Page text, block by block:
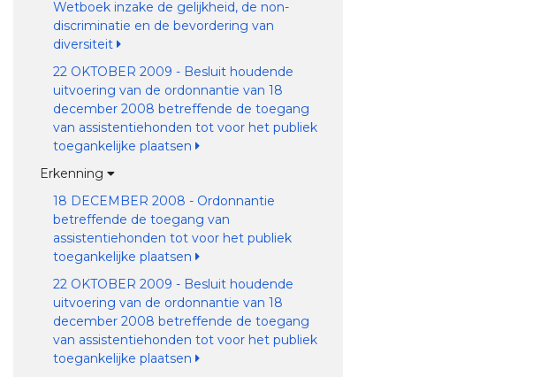
Wetboek inzake de gelijkheid, de non-
discriminatie en de bevordering van
diversiteit
22 OKTOBER 2009 - Besluit houdende
uitvoering van de ordonnantie van 18
december 2008 betreffende de toegang
van assistentiehonden tot voor het publiek
toegankelijke plaatsen
Erkenning
18 DECEMBER 2008 - Ordonnantie
betreffende de toegang van
assistentiehonden tot voor het publiek
toegankelijke plaatsen
22 OKTOBER 2009 - Besluit houdende
uitvoering van de ordonnantie van 18
december 2008 betreffende de toegang
van assistentiehonden tot voor het publiek
toegankelijke plaatsen